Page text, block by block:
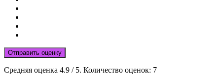
Отправить оценку
Средняя оценка 4.9 / 5. Количество оценок: 7